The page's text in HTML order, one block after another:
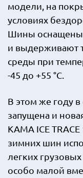
модели, на
условиях
Шины оснащены
и выдерживают
среды при
-45 до +55 °C.
В этом же году
запущена и
КАМА ICE TRACE
зимних шин
легких
особо малой